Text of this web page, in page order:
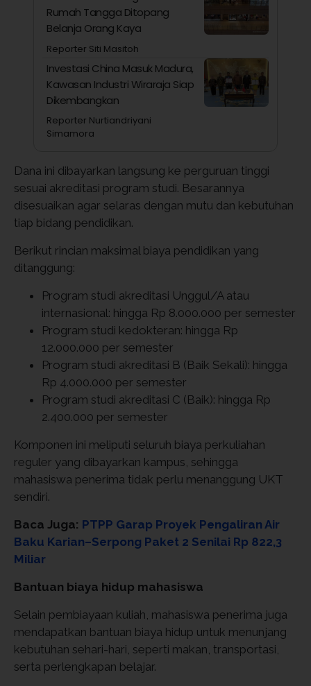
Rumah Tangga Ditopang
Belanja Orang Kaya
Reporter Siti Masitoh
Investasi China Masuk Madura,
Kawasan Industri Wiraraja Siap
Dikembangkan
Reporter Nurtiandriyani
Simamora
Dana ini dibayarkan langsung ke perguruan tinggi
sesuai akreditasi program studi. Besarannya
disesuaikan agar selaras dengan mutu dan kebutuhan
tiap bidang pendidikan.
Berikut rincian maksimal biaya pendidikan yang
ditanggung:
Program studi akreditasi Unggul/A atau
internasional: hingga Rp 8.000.000 per semester
Program studi kedokteran: hingga Rp
12.000.000 per semester
Program studi akreditasi B (Baik Sekali): hingga
Rp 4.000.000 per semester
Program studi akreditasi C (Baik): hingga Rp
2.400.000 per semester
Komponen ini meliputi seluruh biaya perkuliahan
reguler yang dibayarkan kampus, sehingga
mahasiswa penerima tidak perlu menanggung UKT
sendiri.
Baca Juga: PTPP Garap Proyek Pengaliran Air
Baku Karian–Serpong Paket 2 Senilai Rp 822,3
Miliar
Bantuan biaya hidup mahasiswa
Selain pembiayaan kuliah, mahasiswa penerima juga
mendapatkan bantuan biaya hidup untuk menunjang
kebutuhan sehari-hari, seperti makan, transportasi,
serta perlengkapan belajar.